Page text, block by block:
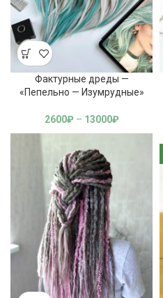
Фактурные дреды —
«Пепельно — Изумрудные»
2600₽ – 13000₽